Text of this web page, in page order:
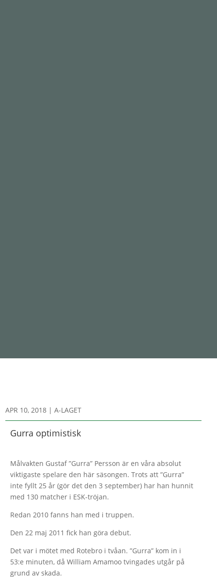
APR 10, 2018 |A-LAGET
Gurra optimistisk
Målvakten Gustaf ”Gurra” Persson är en våra absolut
viktigaste spelare den här säsongen. Trots att ”Gurra”
inte fyllt 25 år (gör det den 3 september) har han hunnit
med 130 matcher i ESK-tröjan.
Redan 2010 fanns han med i truppen.
Den 22 maj 2011 fick han göra debut.
Det var i mötet med Rotebro i tvåan. ”Gurra” kom in i
53:e minuten, då William Amamoo tvingades utgår på
grund av skada.